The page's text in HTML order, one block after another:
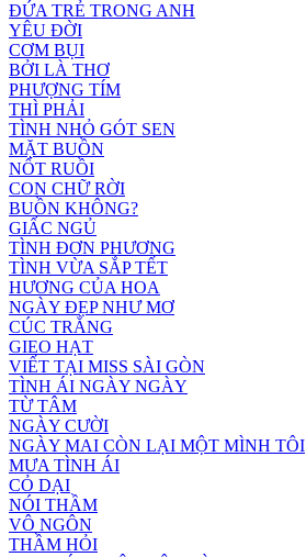
ĐỨA TRẺ TRONG ANH
YÊU ĐỜI
CƠM BỤI
BỞI LÀ THƠ
PHƯỢNG TÍM
THÌ PHẢI
TÌNH NHỎ GÓT SEN
MẶT BUỒN
NỐT RUỒI
CON CHỮ RỜI
BUỒN KHÔNG?
GIẤC NGỦ
TÌNH ĐƠN PHƯƠNG
TÌNH VỪA SẮP TẾT
HƯƠNG CỦA HOA
NGÀY ĐẸP NHƯ MƠ
CÚC TRẮNG
GIEO HẠT
VIẾT TẠI MISS SÀI GÒN
TÌNH ÁI NGÀY NGÀY
TỪ TÂM
NGÀY CƯỜI
NGÀY MAI CÒN LẠI MỘT MÌNH TÔI
MƯA TÌNH ÁI
CỎ DẠI
NÓI THẦM
VÔ NGÔN
THẦM HỎI